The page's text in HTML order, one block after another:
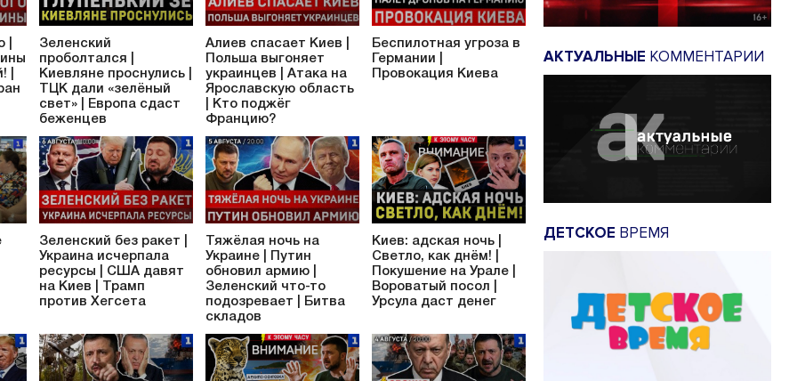
|
|
Зеленский
проболтался |
Киевляне проснулись |
ТЦК дали «зелёный
свет» | Европа сдаст
беженцев
Алиев спасает Киев |
Польша выгоняет
украинцев | Атака на
Ярославскую область
| Кто поджёг
Францию?
Беспилотная угроза в
Германии |
Провокация Киева
Зеленский без ракет |
Украина исчерпала
ресурсы | США давят
на Киев | Трамп
против Хегсета
Тяжёлая ночь на
Украине | Путин
обновил армию |
Зеленский что-то
подозревает | Битва
складов
Киев: адская ночь |
Светло, как днём! |
Покушение на Урале |
Вороватый посол |
Урсула даст денег
АКТУАЛЬНЫЕ КОММЕНТАРИИ
ДЕТСКОЕ ВРЕМЯ